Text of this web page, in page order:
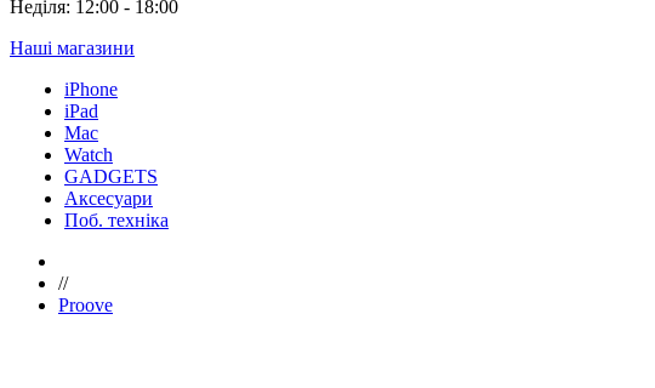
Неділя: 12:00 - 18:00
Наші магазини
iPhone
iPad
Mac
Watch
GADGETS
Аксесуари
Поб. техніка
//
Proove